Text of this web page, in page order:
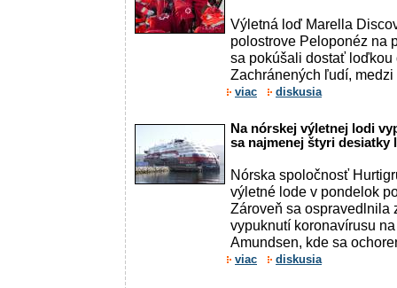
Výletná loď Marella
polostrove Peloponéz na
sa pokúšali dostať loďkou
Zachránených ľudí, medzi
viac diskusia
Na nórskej výletnej lodi
sa najmenej štyri desiatky
Nórska spoločnosť
výletné lode v pondelok
Zároveň sa ospravedlnila
vypuknutí koronavírusu
Amundsen, kde sa
viac diskusia